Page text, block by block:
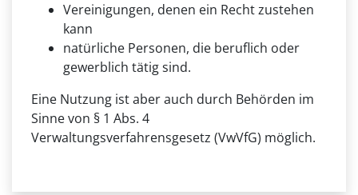
Vereinigungen, denen ein Recht zustehen
kann
natürliche Personen, die beruflich oder
gewerblich tätig sind.
Eine Nutzung ist aber auch durch Behörden im
Sinne von § 1 Abs. 4
Verwaltungsverfahrensgesetz (VwVfG) möglich.